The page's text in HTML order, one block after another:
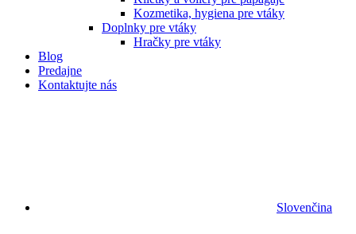
Kozmetika, hygiena pre vtáky
Doplnky pre vtáky
Hračky pre vtáky
Blog
Predajne
Kontaktujte nás
Slovenčina